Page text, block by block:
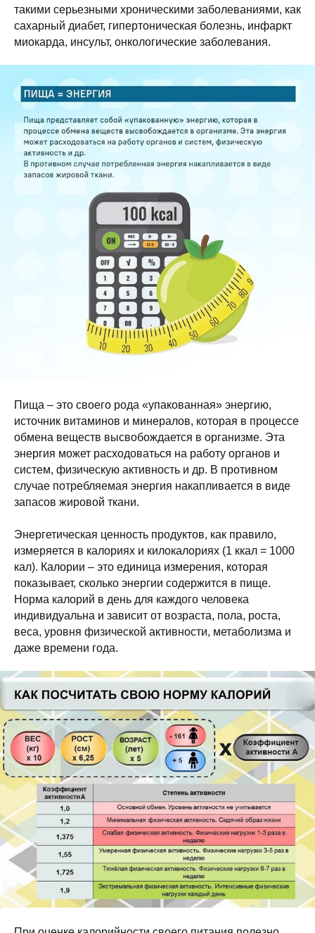
такими серьезными хроническими заболеваниями, как
сахарный диабет, гипертоническая болезнь, инфаркт
миокарда, инсульт, онкологические заболевания.
Пища – это своего рода «упакованная» энергию,
источник витаминов и минералов, которая в процессе
обмена веществ высвобождается в организме. Эта
энергия может расходоваться на работу органов и
систем, физическую активность и др. В противном
случае потребляемая энергия накапливается в виде
запасов жировой ткани.
Энергетическая ценность продуктов, как правило,
измеряется в калориях и килокалориях (1 ккал = 1000
кал). Калории – это единица измерения, которая
показывает, сколько энергии содержится в пище.
Норма калорий в день для каждого человека
индивидуальна и зависит от возраста, пола, роста,
веса, уровня физической активности, метаболизма и
даже времени года.